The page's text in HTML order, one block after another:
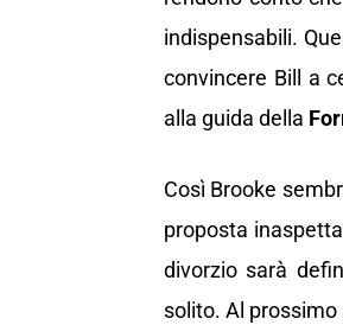
indispensabili.
convincere Bill a
alla guida della
Così Brooke
proposta
divorzio sarà
solito. Al